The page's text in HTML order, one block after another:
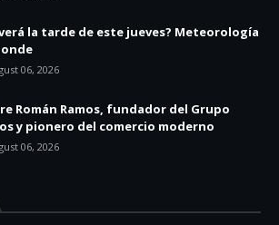
la tarde de este jueves? Meteorología
06, 2026
Román Ramos, fundador del Grupo
y pionero del comercio moderno
06, 2026